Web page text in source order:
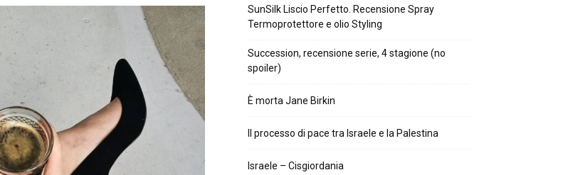
SunSilk Liscio Perfetto. Recensione Spray
Termoprotettore e olio Styling
Succession, recensione serie, 4 stagione (no
spoiler)
È morta Jane Birkin
Il processo di pace tra Israele e la Palestina
Israele – Cisgiordania